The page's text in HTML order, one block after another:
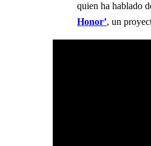
quien ha hablado
Honor’, un